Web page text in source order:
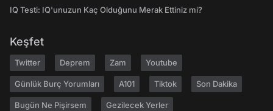
IQ Testi: IQ'unuzun Kaç Olduğunu Merak Ettiniz mi?
Keşfet
Twitter Deprem Zam Youtube
Günlük Burç Yorumları A101 Tiktok Son Dakika
Bugün Ne Pişirsem Gezilecek Yerler